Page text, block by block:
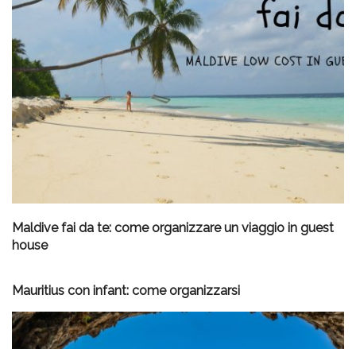
Maldive fai da te: come organizzare un viaggio in guest
house
Mauritius con infant: come organizzarsi